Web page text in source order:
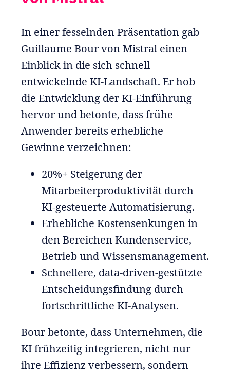
In einer fesselnden Präsentation gab
Guillaume Bour von Mistral einen
Einblick in die sich schnell
entwickelnde KI-Landschaft. Er hob
die Entwicklung der KI-Einführung
hervor und betonte, dass frühe
Anwender bereits erhebliche
Gewinne verzeichnen:
20%+ Steigerung der
Mitarbeiterproduktivität durch
KI-gesteuerte Automatisierung.
Erhebliche Kostensenkungen in
den Bereichen Kundenservice,
Betrieb und Wissensmanagement.
Schnellere, data-driven-gestützte
Entscheidungsfindung durch
fortschrittliche KI-Analysen.
Bour betonte, dass Unternehmen, die
KI frühzeitig integrieren, nicht nur
ihre Effizienz verbessern, sondern